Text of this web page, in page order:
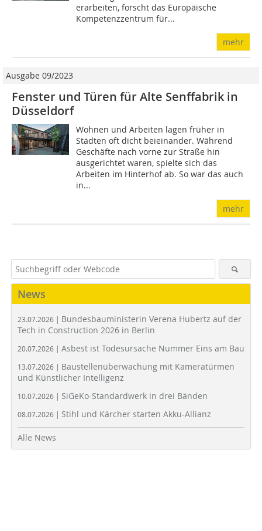
erarbeiten, forscht das Europäische
Kompetenzzentrum für...
mehr
Ausgabe 09/2023
Fenster und Türen für Alte Senffabrik in
Düsseldorf
Wohnen und Arbeiten lagen früher in
Städten oft dicht beieinander. Während
Geschäfte nach vorne zur Straße hin
ausgerichtet waren, spielte sich das
Arbeiten im Hinterhof ab. So war das auch
in...
mehr
News
23.07.2026 | Bundesbauministerin Verena Hubertz auf der
Tech in Construction 2026 in Berlin
20.07.2026 | Asbest ist Todesursache Nummer Eins am Bau
13.07.2026 | Baustellenüberwachung mit Kameratürmen
und Künstlicher Intelligenz
10.07.2026 | SiGeKo-Standardwerk in drei Bänden
08.07.2026 | Stihl und Kärcher starten Akku-Allianz
Alle News